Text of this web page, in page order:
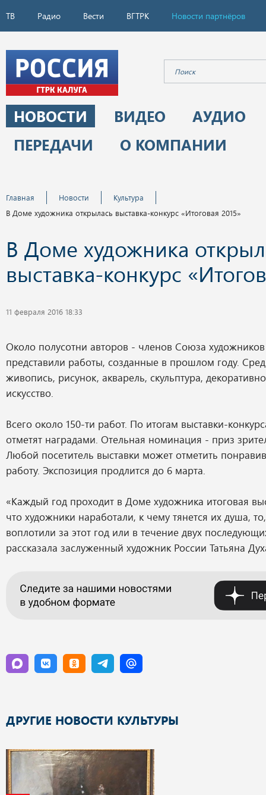
ТВ Радио Вести ВГТРК Новости партнёров
НОВОСТИ ВИДЕО
АУДИО
ПЕРЕДАЧИ
О КОМПАНИИ
Главная Новости
Культура
В Доме художника открылась выставка-конкурс «Итоговая 2015»
В Доме художника
выставка-конкурс
11 февраля 2016 18:33
Около полусотни авторов - членов Союза
представили работы, созданные в прошлом году.
живопись, рисунок, акварель, скульптура,
искусство.
Всего около 150-ти работ. По итогам выставки-
отметят наградами. Отельная номинация - приз
Любой посетитель выставки может отметить
работу. Экспозиция продлится до 6 марта.
«Каждый год проходит в Доме художника итоговая
что художники наработали, к чему тянется их душа,
воплотили за этот год или в течение двух
рассказала заслуженный художник России Татьяна
ДРУГИЕ НОВОСТИ КУЛЬТУРЫ